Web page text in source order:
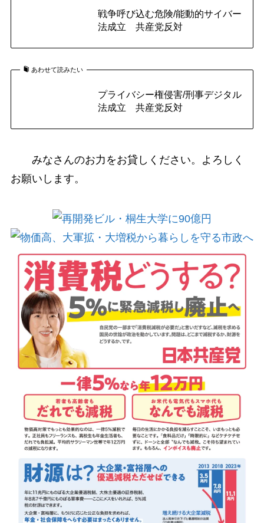
戦争呼び込む危険/能動的サイバー
法成立 共産党反対
あわせて読みたい
プライバシー権侵害/刑事デジタル
法成立 共産党反対
みなさんのお力をお貸しください。よろしく
お願いします。